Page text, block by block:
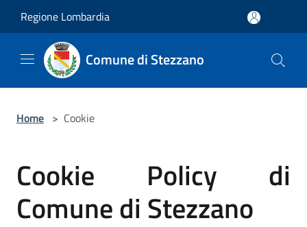
Regione Lombardia
Comune di Stezzano
Home > Cookie
Cookie Policy di
Comune di Stezzano